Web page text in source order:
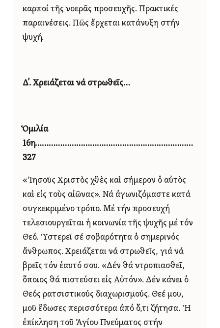
καρποί τῆς νοερᾶς προσευχῆς. Πρακτικές
παραινέσεις. Πῶς ἔρχεται κατάνυξη στήν
ψυχή.
Δ’. Χρειάζεται νά στρωθεῖς…
Ὁμιλία
16η……………………………………………………………
327
«Ἰησοῦς Χριστὸς χθὲς καὶ σήμερον ὁ αὐτὸς
καὶ εἰς τοὺς αἰῶνας». Νά ἀγωνιζόμαστε κατά
συγκεκριμένο τρόπο. Μέ τήν προσευχή
τελεσιουργεῖται ἡ κοινωνία τῆς ψυχῆς μέ τόν
Θεό. Ὑστερεῖ σέ σοβαρότητα ὁ σημερινός
ἄνθρωπος. Χρειάζεται νά στρωθεῖς, γιά νά
βρεῖς τόν ἑαυτό σου. «Δέν θά ντροπιασθεῖ,
ὅποιος θά πιστεύσει εἰς Αὐτόν». Δέν κάνει ὁ
Θεός ρατσιστικούς διαχωρισμούς. Θεέ μου,
μοῦ ἔδωσες περισσότερα ἀπό ὅ,τι ζήτησα. Ἡ
ἐπίκληση τοῦ Ἁγίου Πνεύματος στήν